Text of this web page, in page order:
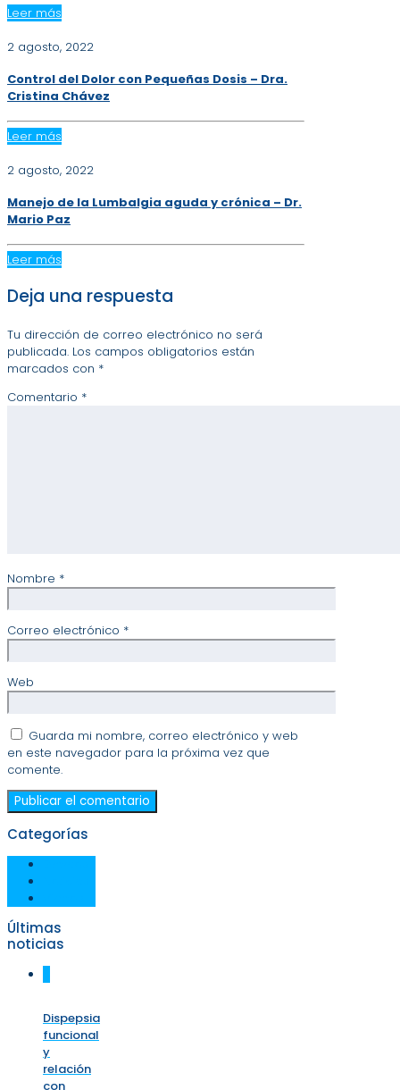
Leer más
2 agosto, 2022
Control del Dolor con Pequeñas Dosis – Dra.
Cristina Chávez
Leer más
2 agosto, 2022
Manejo de la Lumbalgia aguda y crónica – Dr.
Mario Paz
Leer más
Deja una respuesta
Tu dirección de correo electrónico no será
publicada. Los campos obligatorios están
marcados con *
Comentario *
Nombre *
Correo electrónico *
Web
Guarda mi nombre, correo electrónico y web
en este navegador para la próxima vez que
comente.
Categorías
Últimas
noticias
Dispepsia
funcional
y
relación
con